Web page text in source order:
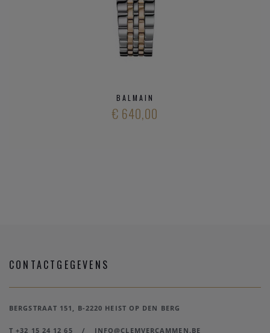
BALMAIN
€ 640,00
CONTACTGEGEVENS
BERGSTRAAT 151, B-2220 HEIST OP DEN BERG
T +32 15 24 12 65 / INFO@CLEMVERCAMMEN.BE